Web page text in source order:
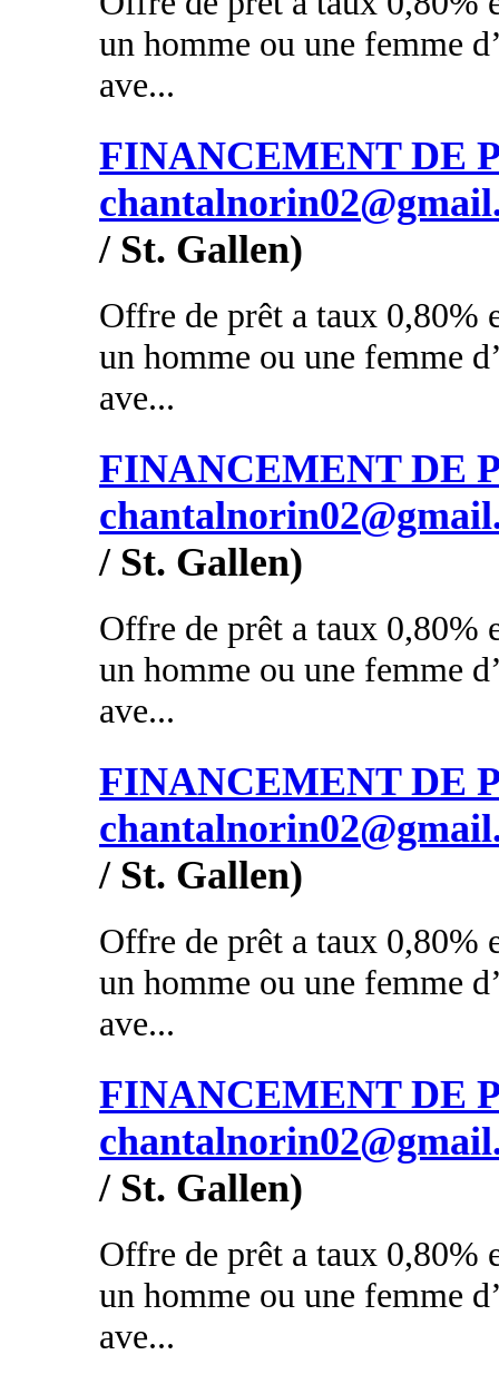
un homme ou une femme
ave...
FINANCEMENT DE
/ St. Gallen)
Offre de prêt a taux 0,80%
un homme ou une femme
ave...
FINANCEMENT DE
/ St. Gallen)
Offre de prêt a taux 0,80%
un homme ou une femme
ave...
FINANCEMENT DE
/ St. Gallen)
Offre de prêt a taux 0,80%
un homme ou une femme
ave...
FINANCEMENT DE
/ St. Gallen)
Offre de prêt a taux 0,80%
un homme ou une femme
ave...